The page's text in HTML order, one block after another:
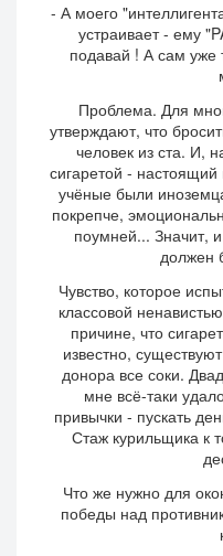
- А моего
устраивает - ему
подавай ! А сам уже
Проблема. Для
утверждают, что
человек из ста. И,
сигаретой -
учёные были
покрепче,
поумней... Значит,
должен
Чувство, которое
классовой
причине, что
известно,
донора все соки.
мне всё-таки
привычки - пускать
Стаж курильщика к
Что же нужно для
победы над